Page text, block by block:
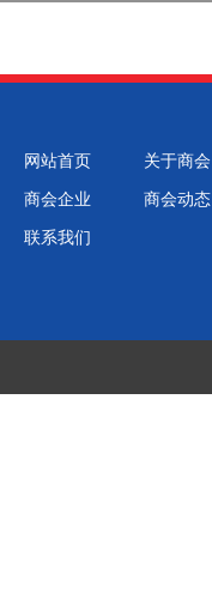
网站首页 关于商会
商会企业 商会动态
联系我们